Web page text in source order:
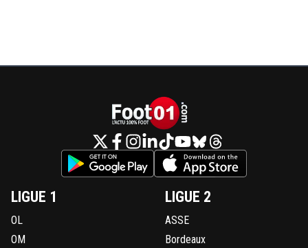
LIGUE 1
OL
OM
LIGUE 2
ASSE
Bordeaux